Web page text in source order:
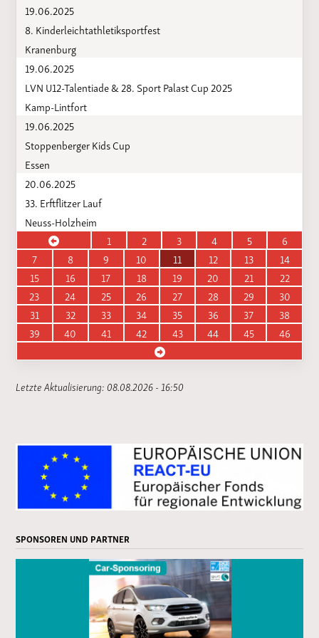
19.06.2025
8. Kinderleichtathletiksportfest
Kranenburg
19.06.2025
LVN U12-Talentiade & 28. Sport Palast Cup 2025
Kamp-Lintfort
19.06.2025
Stoppenberger Kids Cup
Essen
20.06.2025
33. Erftflitzer Lauf
Neuss-Holzheim
1
2 3 4 5
6
7
8 9 10 11 12 13
14
15
16 17 18 19 20 21
22
23
24 25 26 27 28 29
30
31
32 33 34 35 36 37
38
39
40 41 42 43 44 45 46
Letzte Aktualisierung: 08.08.2026 - 16:50
SPONSOREN UND PARTNER